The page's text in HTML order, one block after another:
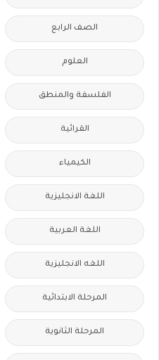
الصف الرابع
العلوم
الفلسفة والمنطق
القرائية
الكيمياء
اللغة الانجليزية
اللغة العربية
اللغه الانجليزية
المرحلة الابتدائية
المرحلة الثانوية